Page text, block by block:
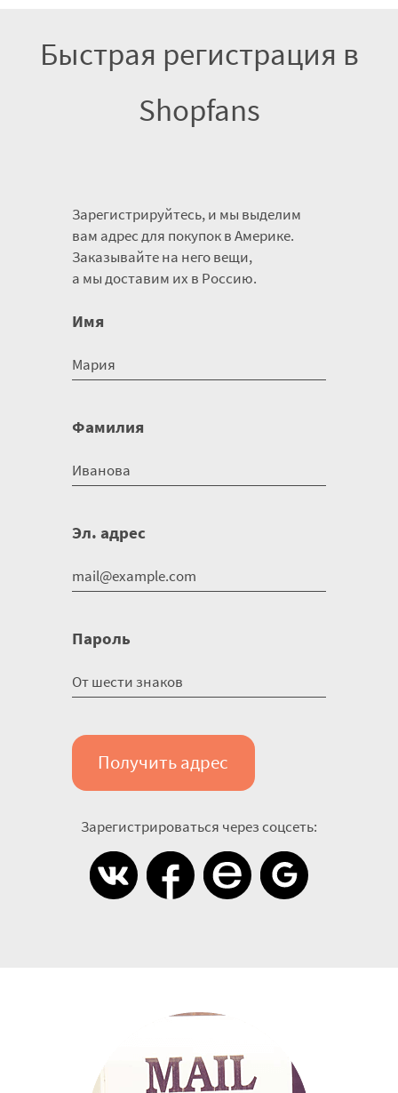
Быстрая регистрация в
Shopfans
Зарегистрируйтесь, и мы выделим
вам адрес для покупок в Америке.
Заказывайте на него вещи,
а мы доставим их в Россию.
Имя
Фамилия
Эл. адрес
Пароль
Получить адрес
Зарегистрироваться через соцсеть: